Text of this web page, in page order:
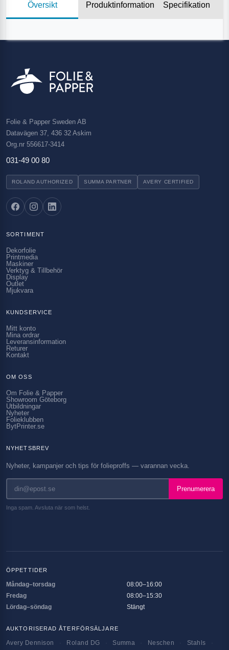
Översikt Produktinformation Specifikation
Folie & Papper Sweden AB
Datavägen 37, 436 32 Askim
Org.nr 556617-3414
031-49 00 80
ROLAND AUTHORIZED SUMMA PARTNER AVERY CERTIFIED
SORTIMENT
Dekorfolie
Printmedia
Maskiner
Verktyg & Tillbehör
Display
Outlet
Mjukvara
KUNDSERVICE
Mitt konto
Mina ordrar
Leveransinformation
Returer
Kontakt
OM OSS
Om Folie & Papper
Showroom Göteborg
Utbildningar
Nyheter
Folieklubben
BytPrinter.se
NYHETSBREV
Nyheter, kampanjer och tips för folieproffs — varannan vecka.
Prenumerera
Inga spam. Avsluta när som helst.
ÖPPETTIDER
Måndag–torsdag
08:00–16:00
Fredag
08:00–15:30
Lördag–söndag
Stängt
AUKTORISERAD ÅTERFÖRSÄLJARE
Avery Dennison Roland DG Summa Neschen Stahls